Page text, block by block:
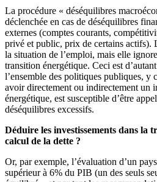
La procédure « déséquilibres
déclenchée en cas de déséquilibres
externes (comptes courants,
privé et public, prix de certains actifs).
la situation de l’emploi, mais elle
transition énergétique. Ceci est
l’ensemble des politiques publiques, y
avoir directement ou indirectement un
énergétique, est susceptible d’être
déséquilibres excessifs.
Déduire les investissements dans la
calcul de la dette ?
Or, par exemple, l’évaluation d’un
supérieur à 6% du PIB (un des seuls